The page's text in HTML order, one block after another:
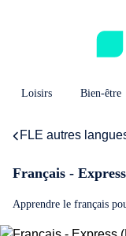
Loisirs Bien-être
FLE autres
Français -
Apprendre le français